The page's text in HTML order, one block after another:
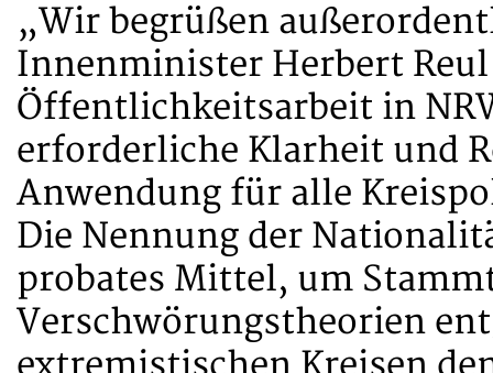
„Wir begrüßen
Innenminister Herbert Reul
Öffentlichkeitsarbeit in
erforderliche Klarheit und
Anwendung für alle
Die Nennung der
probates Mittel, um
Verschwörungstheorien